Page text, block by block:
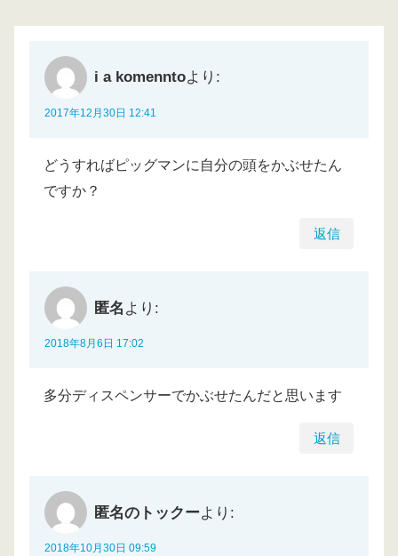
i a komenntoより:
2017年12月30日 12:41
どうすればピッグマンに自分の頭をかぶせたん
ですか？
返信
匿名 より:
2018年8月6日 17:02
多分ディスペンサーでかぶせたんだと思います
返信
匿名のトックーより:
2018年10月30日 09:59